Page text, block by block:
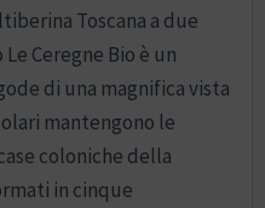
Toscana a due
Ceregne Bio è un
di una magnifica vista
mantengono le
coloniche della
in cinque